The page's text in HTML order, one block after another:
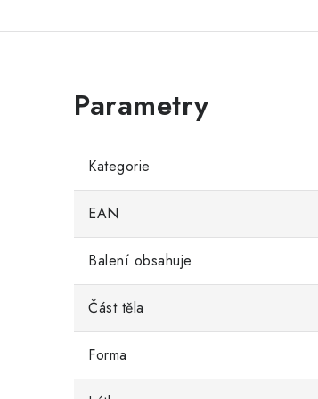
Kategorie
EAN
Balení obsahuje
Část těla
Forma